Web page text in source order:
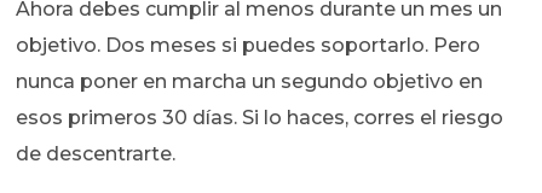
Ahora debes cumplir al menos durante un mes un
objetivo. Dos meses si puedes soportarlo. Pero
nunca poner en marcha un segundo objetivo en
esos primeros 30 días. Si lo haces, corres el riesgo
de descentrarte.